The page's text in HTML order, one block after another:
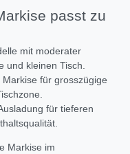
passt zu
mit moderater
und kleinen Tisch.
Markise für grosszügige
für tieferen
Markise im